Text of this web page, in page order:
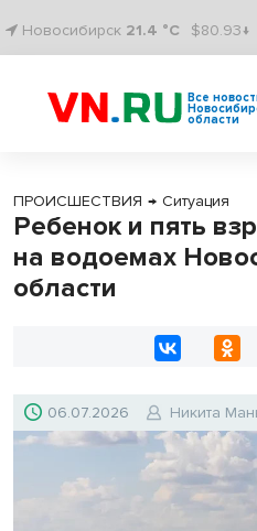
Новосибирск 21.4 °C $80.93↓
Все
области
ПРОИСШЕСТВИЯ → Ситуация
Ребенок и пять
на водоемах
области
06.07.2026 Никита